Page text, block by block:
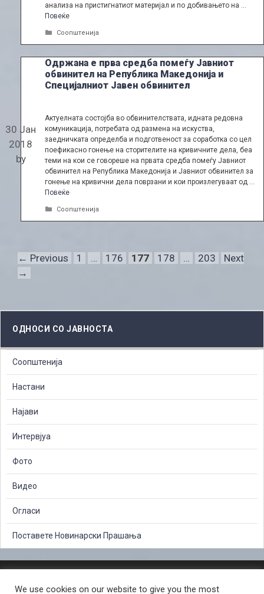
анализа на пристигнатиот материјал и по добивањето на …
Повеќе
Categories
Соопштенија
Одржана е прва средба помеѓу Јавниот
обвинител на Република Македонија и
Специјалниот Јавен обвинител
30 Јан
2018
by
Актуелната состојба во обвинителствата, идната редовна
комуникација, потребата од размена на искуства,
заедничката определба и подготвеност за соработка со цел
поефикасно гонење на сторителите на кривичните дела, беа
теми на кои се говореше на првата средба помеѓу Јавниот
обвинител на Република Македонија и Јавниот обвинител за
гонење на кривични дела поврзани и кои произлегуваат од …
Повеќе
Categories
Соопштенија
← Previous Page
1 … Page
176 Page
177 Page
178 … Page
203
Next
→
ОДНОСИ СО ЈАВНОСТА
Соопштенија
Настани
Најави
Интервјуа
Фото
Видео
Огласи
Поставете Новинарски Прашања
СЛОБОДЕН ПРИСТАП ДО ИНФОРМАЦИИ ОД ЈАВЕН КАРАКТЕР
We use cookies on our website to give you the most